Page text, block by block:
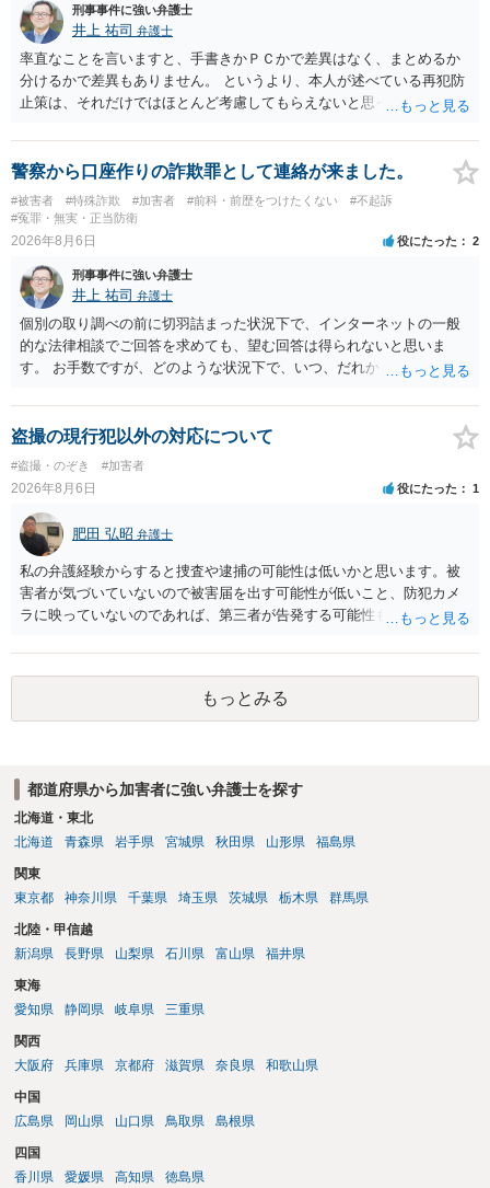
刑事事件に強い弁護士
井上 祐司 弁護士
率直なことを言いますと、手書きかＰＣかで差異はなく、まとめるか
分けるかで差異もありません。 というより、本人が述べている再犯防
止策は、それだけではほとんど考慮してもらえないと思った方が良い
やカウンセリング・治療の内容 ・利用している再犯防止策（例えば保
護観察所と連携した職業支援の内容や具体的な就労・監督状況） ・監
督者の証言 など、証拠で担保された客観性と実現可能性があるもので
なければあまり意味がありません。 もともと執行猶予が狙える事案で
あれば本人の反省の言葉だけで十分であり、実刑となるか微妙な事案
いうのが実感です。
警察から口座作りの詐欺罪として連絡が来ました。
#被害者 #特殊詐欺 #加害者 #前科・前歴をつけたくない
#不起訴
#冤罪・無実・正当防衛
2026年8月6日 役にたった 2
刑事事件に強い弁護士
井上 祐司 弁護士
個別の取り調べの前に切羽詰まった状況下で、インターネットの一般
的な法律相談でご回答を求めても、望む回答は得られないと思いま
す。 お手数ですが、どのような状況下で、いつ、だれからどのような
の程度だと聞いているのかということについて、お近くで詳細な法律
相談を受けられたうえで対処方法を探された方がよいと思われます。
一般論でいえば、任意取り調べの場合、ＩＣレコーダーを持参して取
り調べ内容を録音することは必須だと考えます。
盗撮の現行犯以外の対応について
#盗撮・のぞき #加害者
2026年8月6日 役にたった 1
肥田 弘昭 弁護士
私の弁護経験からすると捜査や逮捕の可能性は低いかと思います。被
害者が気づいていないので被害届を出す可能性が低いこと、防犯カメ
ラに映っていないのであれば、第三者が告発する可能性も低いこと、
座る女性を盗撮(全体像写真1枚と5秒程度の動画)してしまいました。下
着や胸など強調したものではありません。」とありますが、少なくと
も捜査段階では性的姿態等撮影罪の被疑事実で逮捕勾留されるケース
が私の弁護経験では多くなった印象です（最終的には不起訴ないし各
もっとみる
都道府県から加害者に強い弁護士を探す
北海道・東北
北海道
青森県 岩手県 宮城県 秋田県 山形県 福島県
関東
東京都
神奈川県 千葉県 埼玉県 茨城県 栃木県 群馬県
北陸・甲信越
新潟県
長野県 山梨県 石川県 富山県 福井県
東海
愛知県
静岡県 岐阜県 三重県
関西
大阪府
兵庫県 京都府 滋賀県 奈良県 和歌山県
中国
広島県
岡山県 山口県 鳥取県 島根県
四国
香川県
愛媛県 高知県 徳島県